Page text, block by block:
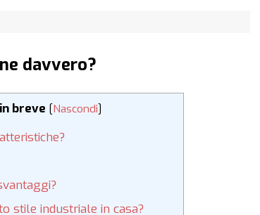
davvero?
breve [Nascondi]
stile industriale in casa?